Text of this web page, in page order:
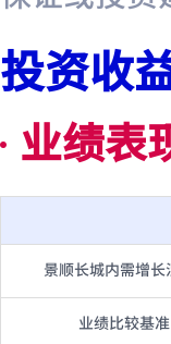
投资收
业绩表
景顺长城内需增长
业绩比较基准